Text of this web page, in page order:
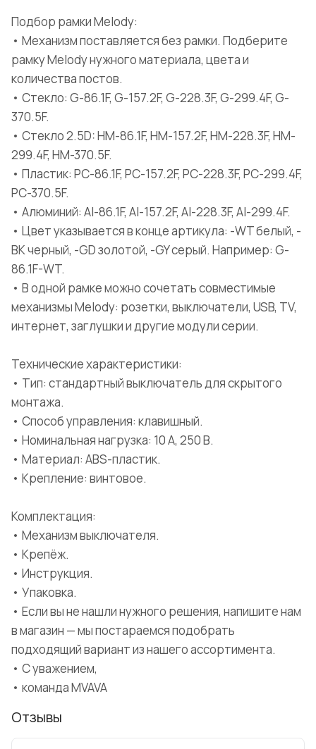
Подбор рамки Melody:
• Механизм поставляется без рамки. Подберите
рамку Melody нужного материала, цвета и
количества постов.
• Стекло: G-86.1F, G-157.2F, G-228.3F, G-299.4F, G-
370.5F.
• Стекло 2.5D: HM-86.1F, HM-157.2F, HM-228.3F, HM-
299.4F, HM-370.5F.
• Пластик: PC-86.1F, PC-157.2F, PC-228.3F, PC-299.4F,
PC-370.5F.
• Алюминий: Al-86.1F, Al-157.2F, Al-228.3F, Al-299.4F.
• Цвет указывается в конце артикула: -WT белый, -
BK черный, -GD золотой, -GY серый. Например: G-
86.1F-WT.
• В одной рамке можно сочетать совместимые
механизмы Melody: розетки, выключатели, USB, TV,
интернет, заглушки и другие модули серии.
Технические характеристики:
• Тип: стандартный выключатель для скрытого
монтажа.
• Способ управления: клавишный.
• Номинальная нагрузка: 10 А, 250 В.
• Материал: ABS-пластик.
• Крепление: винтовое.
Комплектация:
• Механизм выключателя.
• Крепёж.
• Инструкция.
• Упаковка.
• Если вы не нашли нужного решения, напишите нам
в магазин — мы постараемся подобрать
подходящий вариант из нашего ассортимента.
• С уважением,
• команда MVAVA
Отзывы